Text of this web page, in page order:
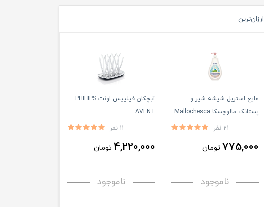
ارزان‌ترین
مایع استریل شیشه شیر و
پستانک مالوچسکا Mallochesca
21 نفر
775,000 تومان
ناموجود
آبچکان فیلیپس اونت PHILIPS
AVENT
11 نفر
4,220,000 تومان
ناموجود